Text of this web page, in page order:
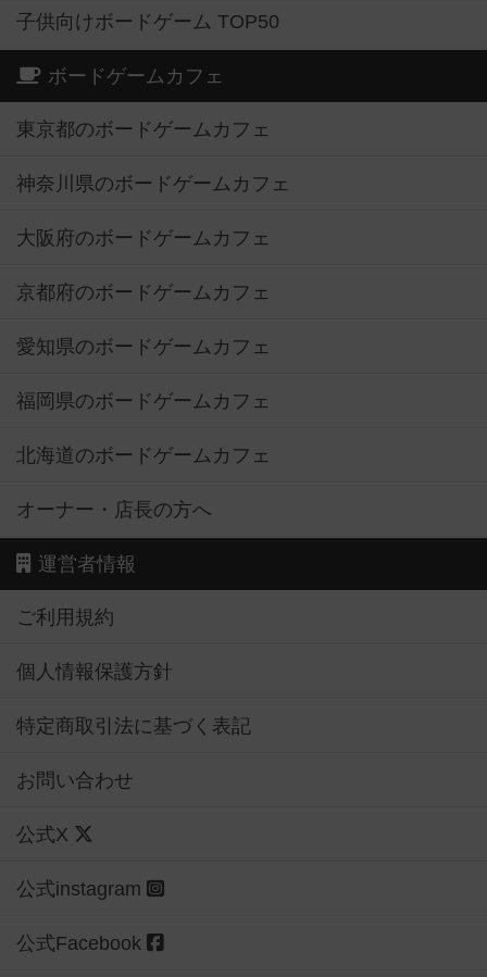
子供向けボードゲーム TOP50
ボードゲームカフェ
東京都のボードゲームカフェ
神奈川県のボードゲームカフェ
大阪府のボードゲームカフェ
京都府のボードゲームカフェ
愛知県のボードゲームカフェ
福岡県のボードゲームカフェ
北海道のボードゲームカフェ
オーナー・店長の方へ
運営者情報
ご利用規約
個人情報保護方針
特定商取引法に基づく表記
お問い合わせ
公式X
公式instagram
公式Facebook